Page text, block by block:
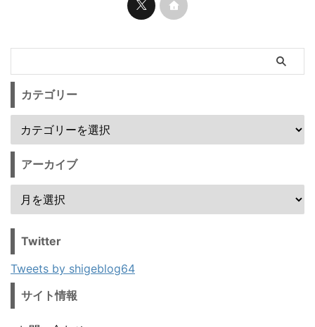
カテゴリー
アーカイブ
Twitter
Tweets by shigeblog64
サイト情報